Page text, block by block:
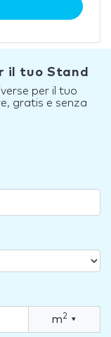
il tuo Stand
per il tuo
gratis e senza
m2 ▾